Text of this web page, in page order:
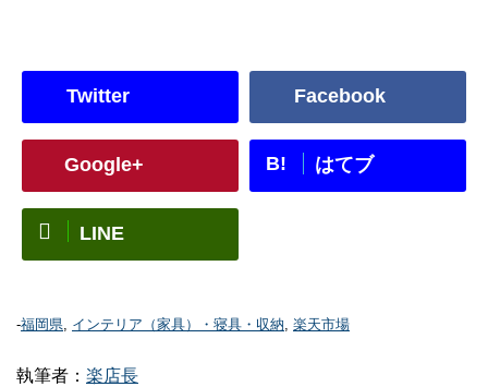
Twitter Facebook
Google+ B! はてブ
LINE
-福岡県, インテリア（家具）・寝具・収納, 楽天市場
執筆者： 楽店長